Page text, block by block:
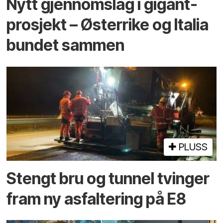
Nytt gjennomslag i gigant­
prosjekt – Østerrike og Italia
bundet sammen
PLUSS
Stengt bru og tunnel tvinger
fram ny asfaltering på E8